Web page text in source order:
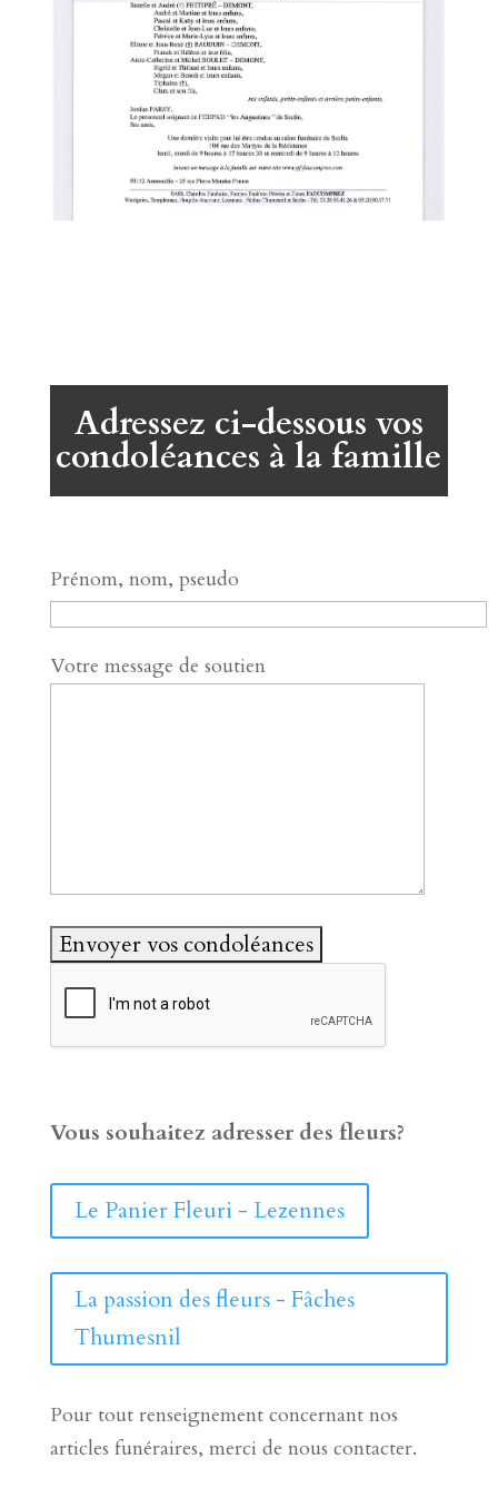
Adressez ci-dessous vos
condoléances à la famille
Prénom, nom, pseudo
Votre message de soutien
Vous souhaitez adresser des fleurs?
Le Panier Fleuri - Lezennes
La passion des fleurs - Fâches
Thumesnil
Pour tout renseignement concernant nos
articles funéraires, merci de nous contacter.